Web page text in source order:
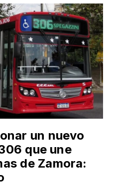
un nuevo
que une
de Zamora: